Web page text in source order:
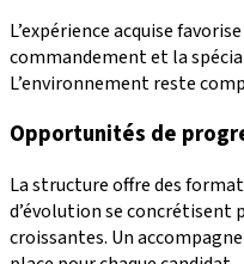
L’expérience acquise
commandement et la
L’environnement reste
Opportunités de
La structure offre des
d’évolution se concrétisent
croissantes. Un